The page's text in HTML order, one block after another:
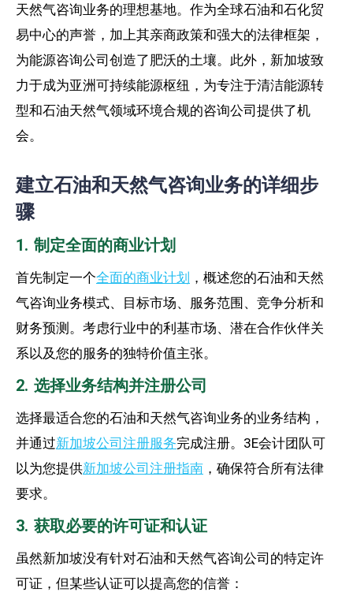
天然气咨询业务的理想基地。作为全球石油和石化贸
易中心的声誉，加上其亲商政策和强大的法律框架，
为能源咨询公司创造了肥沃的土壤。此外，新加坡致
力于成为亚洲可持续能源枢纽，为专注于清洁能源转
型和石油天然气领域环境合规的咨询公司提供了机
会。
建立石油和天然气咨询业务的详细步
骤
1. 制定全面的商业计划
首先制定一个全面的商业计划 ，概述您的石油和天然
气咨询业务模式、目标市场、服务范围、竞争分析和
财务预测。考虑行业中的利基市场、潜在合作伙伴关
系以及您的服务的独特价值主张。
2. 选择业务结构并注册公司
选择最适合您的石油和天然气咨询业务的业务结构，
并通过新加坡公司注册服务完成注册。3E会计团队可
以为您提供新加坡公司注册指南 ，确保符合所有法律
要求。
3. 获取必要的许可证和认证
虽然新加坡没有针对石油和天然气咨询公司的特定许
可证，但某些认证可以提高您的信誉：